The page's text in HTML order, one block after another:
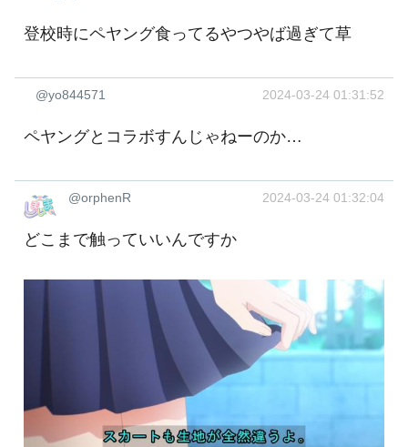
登校時にペヤング食ってるやつやば過ぎて草
@yo844571 2024-03-24 01:31:52
ペヤングとコラボすんじゃねーのか…
@orphenR 2024-03-24 01:32:04
どこまで触っていいんですか